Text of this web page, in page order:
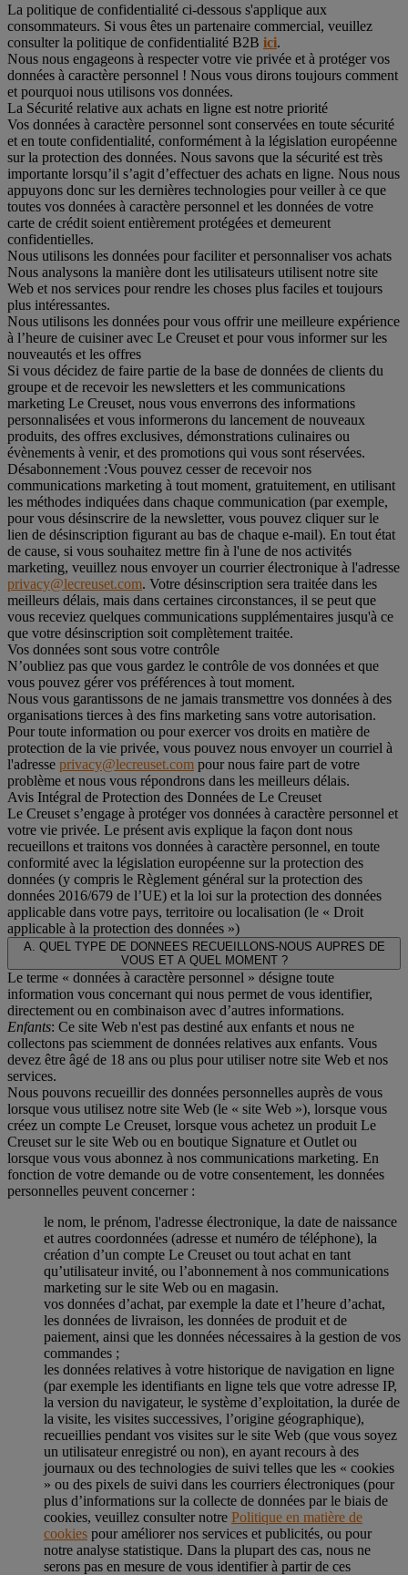
La politique de confidentialité ci-dessous s'applique aux
consommateurs. Si vous êtes un partenaire commercial, veuillez
consulter la politique de confidentialité B2B ici.
Nous nous engageons à respecter votre vie privée et à protéger vos
données à caractère personnel ! Nous vous dirons toujours comment
et pourquoi nous utilisons vos données.
La Sécurité relative aux achats en ligne est notre priorité
Vos données à caractère personnel sont conservées en toute sécurité
et en toute confidentialité, conformément à la législation européenne
sur la protection des données. Nous savons que la sécurité est très
importante lorsqu’il s’agit d’effectuer des achats en ligne. Nous nous
appuyons donc sur les dernières technologies pour veiller à ce que
toutes vos données à caractère personnel et les données de votre
carte de crédit soient entièrement protégées et demeurent
confidentielles.
Nous utilisons les données pour faciliter et personnaliser vos achats
Nous analysons la manière dont les utilisateurs utilisent notre site
Web et nos services pour rendre les choses plus faciles et toujours
plus intéressantes.
Nous utilisons les données pour vous offrir une meilleure expérience
à l’heure de cuisiner avec Le Creuset et pour vous informer sur les
nouveautés et les offres
Si vous décidez de faire partie de la base de données de clients du
groupe et de recevoir les newsletters et les communications
marketing Le Creuset, nous vous enverrons des informations
personnalisées et vous informerons du lancement de nouveaux
produits, des offres exclusives, démonstrations culinaires ou
évènements à venir, et des promotions qui vous sont réservées.
Désabonnement :Vous pouvez cesser de recevoir nos
communications marketing à tout moment, gratuitement, en utilisant
les méthodes indiquées dans chaque communication (par exemple,
pour vous désinscrire de la newsletter, vous pouvez cliquer sur le
lien de désinscription figurant au bas de chaque e-mail). En tout état
de cause, si vous souhaitez mettre fin à l'une de nos activités
marketing, veuillez nous envoyer un courrier électronique à l'adresse
privacy@lecreuset.com. Votre désinscription sera traitée dans les
meilleurs délais, mais dans certaines circonstances, il se peut que
vous receviez quelques communications supplémentaires jusqu'à ce
que votre désinscription soit complètement traitée.
Vos données sont sous votre contrôle
N’oubliez pas que vous gardez le contrôle de vos données et que
vous pouvez gérer vos préférences à tout moment.
Nous vous garantissons de ne jamais transmettre vos données à des
organisations tierces à des fins marketing sans votre autorisation.
Pour toute information ou pour exercer vos droits en matière de
protection de la vie privée, vous pouvez nous envoyer un courriel à
l'adresse privacy@lecreuset.com pour nous faire part de votre
problème et nous vous répondrons dans les meilleurs délais.
Avis Intégral de Protection des Données de Le Creuset
Le Creuset s’engage à protéger vos données à caractère personnel et
votre vie privée. Le présent avis explique la façon dont nous
recueillons et traitons vos données à caractère personnel, en toute
conformité avec la législation européenne sur la protection des
données (y compris le Règlement général sur la protection des
données 2016/679 de l’UE) et la loi sur la protection des données
applicable dans votre pays, territoire ou localisation (le « Droit
applicable à la protection des données »)
A. QUEL TYPE DE DONNEES RECUEILLONS-NOUS AUPRES DE
VOUS ET A QUEL MOMENT ?
Le terme « données à caractère personnel » désigne toute
information vous concernant qui nous permet de vous identifier,
directement ou en combinaison avec d’autres informations.
Enfants: Ce site Web n'est pas destiné aux enfants et nous ne
collectons pas sciemment de données relatives aux enfants. Vous
devez être âgé de 18 ans ou plus pour utiliser notre site Web et nos
services.
Nous pouvons recueillir des données personnelles auprès de vous
lorsque vous utilisez notre site Web (le « site Web »), lorsque vous
créez un compte Le Creuset, lorsque vous achetez un produit Le
Creuset sur le site Web ou en boutique Signature et Outlet ou
lorsque vous vous abonnez à nos communications marketing. En
fonction de votre demande ou de votre consentement, les données
personnelles peuvent concerner :
le nom, le prénom, l'adresse électronique, la date de naissance
et autres coordonnées (adresse et numéro de téléphone), la
création d’un compte Le Creuset ou tout achat en tant
qu’utilisateur invité, ou l’abonnement à nos communications
marketing sur le site Web ou en magasin.
vos données d’achat, par exemple la date et l’heure d’achat,
les données de livraison, les données de produit et de
paiement, ainsi que les données nécessaires à la gestion de vos
commandes ;
les données relatives à votre historique de navigation en ligne
(par exemple les identifiants en ligne tels que votre adresse IP,
la version du navigateur, le système d’exploitation, la durée de
la visite, les visites successives, l’origine géographique),
recueillies pendant vos visites sur le site Web (que vous soyez
un utilisateur enregistré ou non), en ayant recours à des
journaux ou des technologies de suivi telles que les « cookies
» ou des pixels de suivi dans les courriers électroniques (pour
plus d’informations sur la collecte de données par le biais de
cookies, veuillez consulter notre Politique en matière de
cookies pour améliorer nos services et publicités, ou pour
notre analyse statistique. Dans la plupart des cas, nous ne
serons pas en mesure de vous identifier à partir de ces